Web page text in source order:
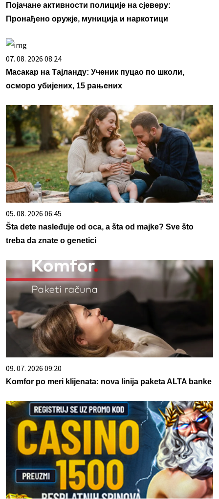
Појачане активности полиције на сјеверу:
Пронађено оружје, муниција и наркотици
07. 08. 2026 08:24
Масакар на Тајланду: Ученик пуцао по школи,
осморо убијених, 15 рањених
05. 08. 2026 06:45
Šta dete nasleđuje od oca, a šta od majke? Sve što
treba da znate o genetici
09. 07. 2026 09:20
Komfor po meri klijenata: nova linija paketa ALTA banke